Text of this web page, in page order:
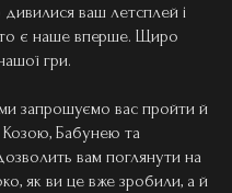
ваш летсплей і
то є наше вперше. Щиро
гри.
запрошуємо вас пройти й
Бабунею та
вам поглянути на
як ви це вже зробили, а й